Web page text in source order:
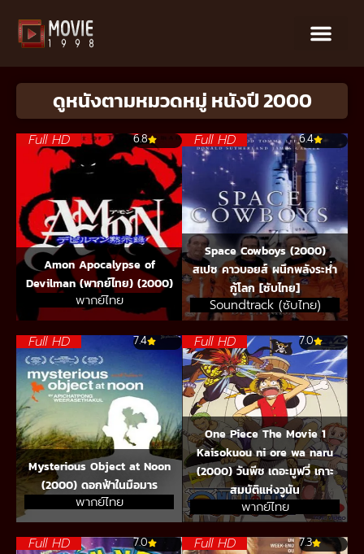
ดูหนังตามหมวดหมู่ หนังปี 2000
Full HD 6.8
Amon Apocalypse of
Devilman (พากย์ไทย) (2000)
พากย์ไทย
Full HD 6.4
Space Cowboys (2000)
สเปซ คาวบอยส์ ผนึกพลังระห่ำ
กู้โลก [ซับไทย]
Soundtrack (ซับไทย)
Full HD 7.4
Mysterious Object at Noon
(2000) ดอกฟ้าในมือมาร
พากย์ไทย
Full HD 7.0
One Piece The Movie 1
Kaisokuou ni ore wa naru
(2000) วันพีช เดอะมูฟวี่ เกาะ
สมบัติแห่งวูนัน
พากย์ไทย
Full HD 7.0 Full HD 7.3